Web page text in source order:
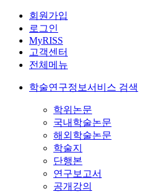
회원가입
로그인
MyRISS
고객센터
전체메뉴
학술연구정보서비스 검색
학위논문
국내학술논문
해외학술논문
학술지
단행본
연구보고서
공개강의